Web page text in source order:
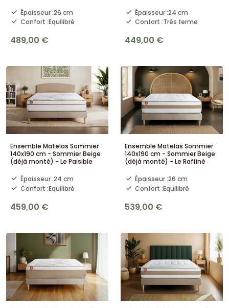
Épaisseur :26 cm
Confort :Equilibré
489,00 €
Épaisseur :24 cm
Confort :Très ferme
449,00 €
Ensemble Matelas Sommier
140x190 cm - Sommier Beige
(déjà monté) - Le Paisible
Épaisseur :24 cm
Confort :Equilibré
459,00 €
Ensemble Matelas Sommier
140x190 cm - Sommier Beige
(déjà monté) - Le Raffiné
Épaisseur :26 cm
Confort :Equilibré
539,00 €